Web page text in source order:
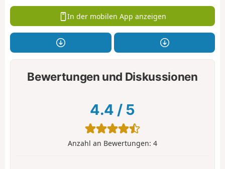
In der mobilen App anzeigen
Bewertungen und Diskussionen
4.4 / 5
Anzahl an Bewertungen: 4